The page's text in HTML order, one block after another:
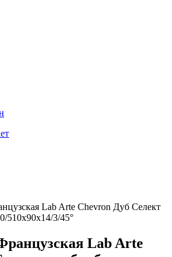
Lab Arte Chevron Дуб Селект
510х90х14/3/45°
Lab Arte